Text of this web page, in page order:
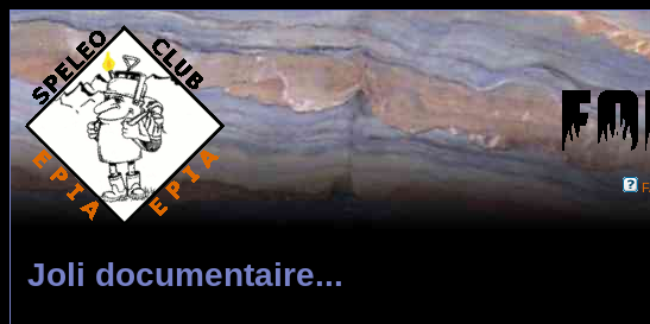
Joli documentaire...